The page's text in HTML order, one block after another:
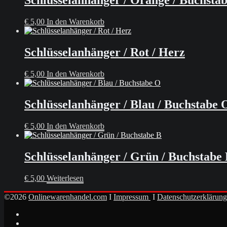
€ 5,00 In den Warenkorb
Schlüsselanhänger / Rot / Herz
€ 5,00 In den Warenkorb
Schlüsselanhänger / Blau / Buchstabe
€ 5,00 In den Warenkorb
Schlüsselanhänger / Grün / Buchstabe
€ 5,00 Weiterlesen
©2026 Onlinewarenhandel.com I Impressum I Datenschutzerklärung